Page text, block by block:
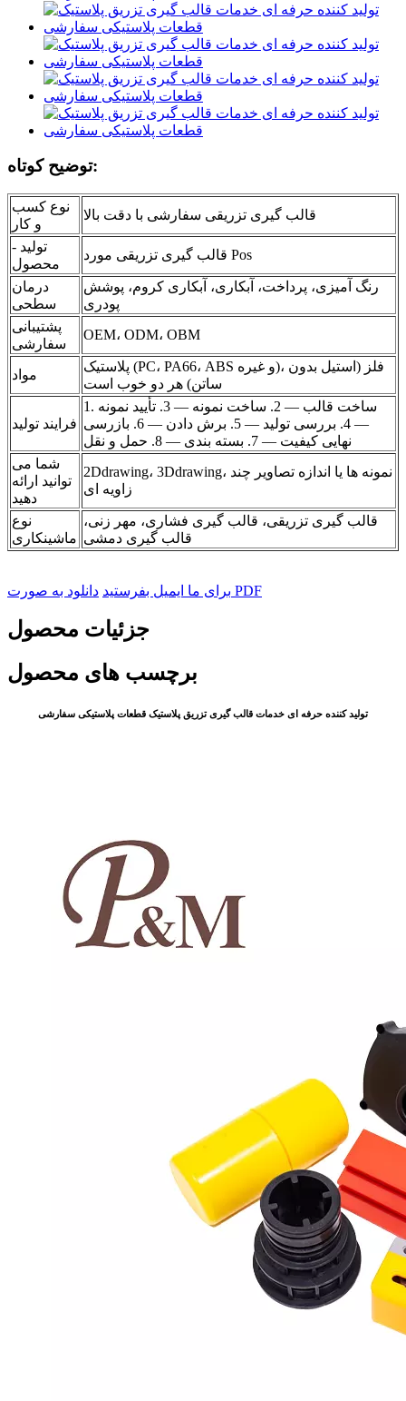
توضیح کوتاه:
نوع کسب
و کار
قالب گیری تزریقی سفارشی با دقت بالا
تولید -
محصول
قالب گیری تزریقی مورد Pos
درمان
سطحی
رنگ آمیزی، پرداخت، آبکاری، آبکاری کروم، پوشش
پودری
پشتیبانی
سفارشی
OEM، ODM، OBM
مواد
پلاستیک (PC، PA66، ABS و غیره)، فلز (استیل بدون
ساتن) هر دو خوب است
فرایند تولید
1. ساخت قالب — 2. ساخت نمونه — 3. تأیید نمونه
— 4. بررسی تولید — 5. برش دادن — 6. بازرسی
نهایی کیفیت — 7. بسته بندی — 8. حمل و نقل
شما می
توانید ارائه
دهید
2Ddrawing، 3Ddrawing، نمونه ها یا اندازه تصاویر چند
زاویه ای
نوع
ماشینکاری
قالب گیری تزریقی، قالب گیری فشاری، مهر زنی،
قالب گیری دمشی
برای ما ایمیل بفرستید دانلود به صورت PDF
جزئیات محصول
برچسب های محصول
تولید کننده حرفه ای خدمات قالب گیری تزریق پلاستیک قطعات پلاستیکی سفارشی